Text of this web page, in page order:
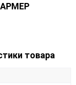
АРМЕР
товара